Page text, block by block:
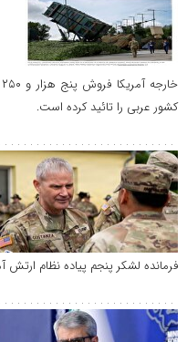
پاتریوت
می‌فروشد
خبرگزاری
خارجه آمریکا فروش پنج
کرده است.
فرمانده
آمریکا در
ارتش
پیاده نظام ارتش آمریکا در اروپا
پاسخ